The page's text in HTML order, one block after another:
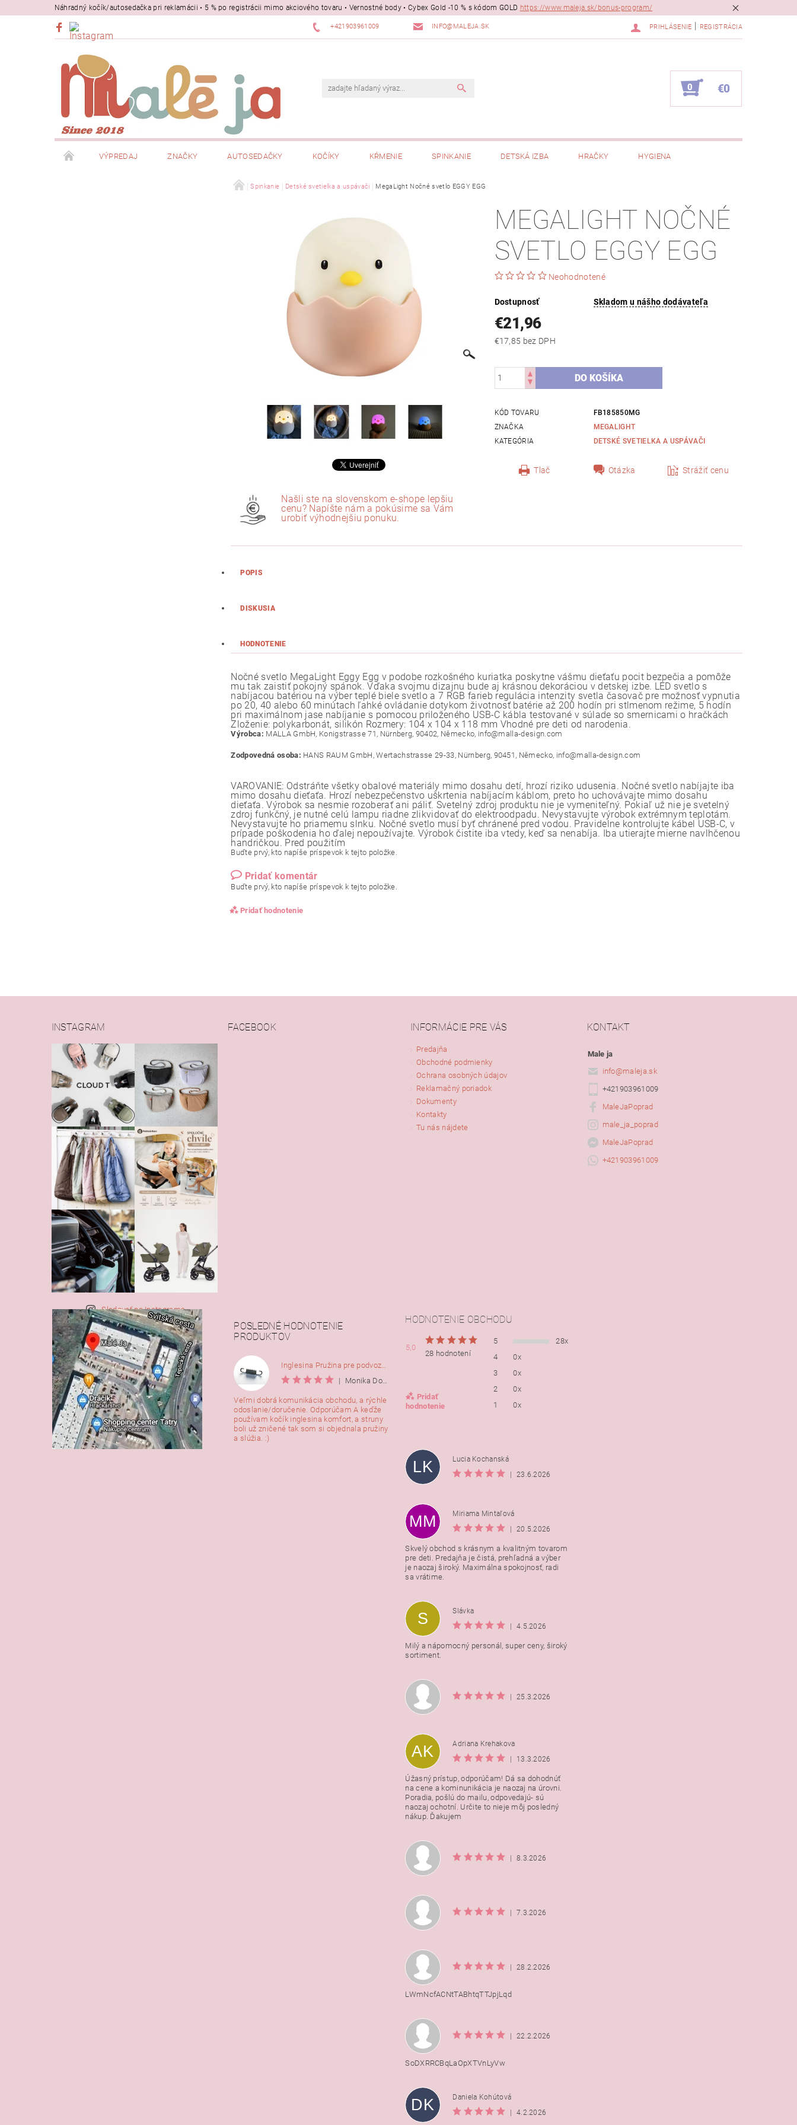
Náhradný kočík/autosedačka pri reklamácii • 5 % po registrácii mimo akciového tovaru • Vernostné body • Cybex Gold -10 % s kódom GOLD https://www.maleja.sk/bonus-program/
+421903961009 INFO@MALEJA.SK PRIHLÁSENIE REGISTRÁCIA
0 €0
VÝPREDAJ ZNAČKY AUTOSEDAČKY KOČÍKY KŔMENIE SPINKANIE DETSKÁ IZBA HRAČKY HYGIENA
Spinkanie Detské svetielka a uspávači MegaLight Nočné svetlo EGGY EGG
MEGALIGHT NOČNÉ
SVETLO EGGY EGG
Neohodnotené
Dostupnosť Skladom u nášho dodávateľa
€21,96
€17,85 bez DPH
KÓD TOVARU
FB185850MG
ZNAČKA
MEGALIGHT
KATEGÓRIA
DETSKÉ SVETIELKA A USPÁVAČI
Tlač Otázka Strážiť cenu
Našli ste na slovenskom e-shope lepšiu
cenu? Napíšte nám a pokúsime sa Vám
urobiť výhodnejšiu ponuku.
POPIS
DISKUSIA
HODNOTENIE
Nočné svetlo MegaLight Eggy Egg v podobe rozkošného kuriatka poskytne vášmu dieťaťu pocit bezpečia a pomôže
mu tak zaistiť pokojný spánok. Vďaka svojmu dizajnu bude aj krásnou dekoráciou v detskej izbe. LED svetlo s
nabíjacou batériou na výber teplé biele svetlo a 7 RGB farieb regulácia intenzity svetla časovač pre možnosť vypnutia
po 20, 40 alebo 60 minútach ľahké ovládanie dotykom životnosť batérie až 200 hodín pri stlmenom režime, 5 hodín
pri maximálnom jase nabíjanie s pomocou priloženého USB-C kábla testované v súlade so smernicami o hračkách
Zloženie: polykarbonát, silikón Rozmery: 104 x 104 x 118 mm Vhodné pre deti od narodenia.
Výrobca: MALLA GmbH, Konigstrasse 71, Nürnberg, 90402, Německo, info@malla-design.com
Zodpovedná osoba: HANS RAUM GmbH, Wertachstrasse 29-33, Nürnberg, 90451, Německo, info@malla-design.com
VAROVANIE: Odstráňte všetky obalové materiály mimo dosahu detí, hrozí riziko udusenia. Nočné svetlo nabíjajte iba
mimo dosahu dieťaťa. Hrozí nebezpečenstvo uškrtenia nabíjacím káblom, preto ho uchovávajte mimo dosahu
dieťaťa. Výrobok sa nesmie rozoberať ani páliť. Svetelný zdroj produktu nie je vymeniteľný. Pokiaľ už nie je svetelný
zdroj funkčný, je nutné celú lampu riadne zlikvidovať do elektroodpadu. Nevystavujte výrobok extrémnym teplotám.
Nevystavujte ho priamemu slnku. Nočné svetlo musí byť chránené pred vodou. Pravidelne kontrolujte kábel USB-C, v
prípade poškodenia ho ďalej nepoužívajte. Výrobok čistite iba vtedy, keď sa nenabíja. Iba utierajte mierne navlhčenou
handričkou. Pred použitím
Buďte prvý, kto napíše príspevok k tejto položke.
Pridať komentár
Buďte prvý, kto napíše príspevok k tejto položke.
Pridať hodnotenie
podmienkami ochrany osobných údajov
INSTAGRAM
Sledovať na Instagrame
FACEBOOK INFORMÁCIE PRE VÁS
Predajňa
Obchodné podmienky
Ochrana osobných údajov
Reklamačný poriadok
Dokumenty
Kontakty
Tu nás nájdete
KONTAKT
Male ja
info@maleja.sk
+421903961009
MaleJaPoprad
male_ja_poprad
MaleJaPoprad
+421903961009
POSLEDNÉ HODNOTENIE
PRODUKTOV
|
Monika Dorušáková
Veľmi dobrá komunikácia obchodu, a rýchle
odoslanie/doručenie. Odporúčam A keďže
používam kočík inglesina komfort, a struny
boli už zničené tak som si objednala pružiny
a slúžia. :)
HODNOTENIE OBCHODU
5,0
28 hodnotení
Pridať
hodnotenie
5
28x
4
0x
3
0x
2
0x
1
0x
Vložením hodnotenie súhlasíte s
podmienkami ochrany osobných
LK
Lucia Kochanská
23.6.2026
MM
Miriama Mintaľová
20.5.2026
Skvelý obchod s krásnym a kvalitným tovarom
pre deti. Predajňa je čistá, prehľadná a výber
je naozaj široký. Maximálna spokojnosť, radi
sa vrátime.
S
Slávka
4.5.2026
Milý a nápomocný personál, super ceny, široký
sortiment.
25.3.2026
AK
Adriana Krehakova
13.3.2026
Úžasný prístup, odporúčam! Dá sa dohodnúť
na cene a kominunikácia je naozaj na úrovni.
Poradia, pošlú do mailu, odpovedajú- sú
naozaj ochotní. Určite to nieje môj posledný
nákup. Ďakujem
8.3.2026
7.3.2026
28.2.2026
LWmNcfACNtTABhtqTTJpjLqd
22.2.2026
SoDXRRCBqLaOpXTVnLyVw
DK
Daniela Kohútová
4.2.2026